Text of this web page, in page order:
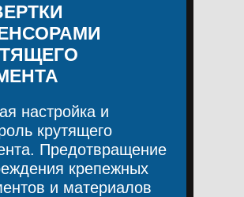
настройка и
крутящего
Предотвращение
крепежных
и материалов